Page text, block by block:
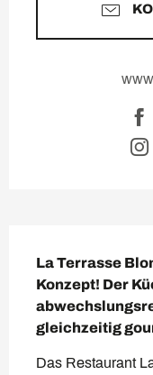
La Terrasse
Konzept! Der
gleichzeitig
Das Restaurant